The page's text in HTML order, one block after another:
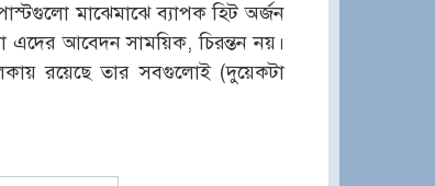
মাঝেমাঝে ব্যাপক হিট অর্জন
এদের আবেদন সাময়িক, চিরন্তন নয়।
রয়েছে তার সবগুলোই (দুয়েকটা